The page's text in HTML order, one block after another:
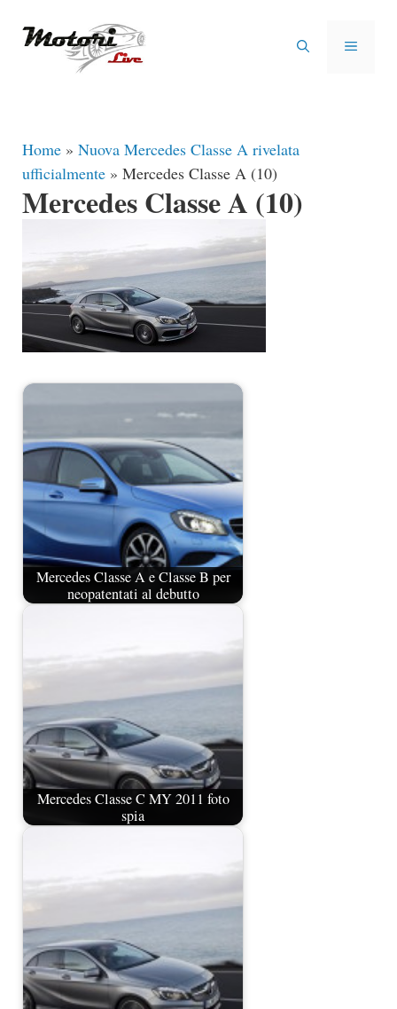
MENU
Home » Nuova Mercedes Classe A rivelata
ufficialmente » Mercedes Classe A (10)
Mercedes Classe A (10)
Mercedes Classe A e Classe B per
neopatentati al debutto
Mercedes Classe C MY 2011 foto
spia